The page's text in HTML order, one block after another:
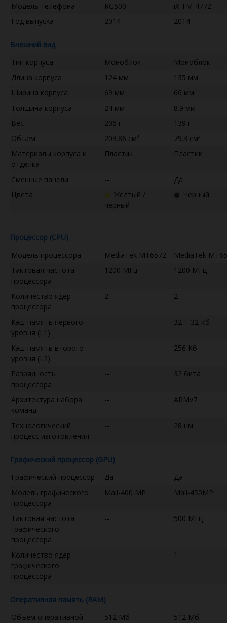
Модель телефона
RG500
iX TM-4772
Год выпуска
2014 2014
Внешний вид
Тип корпуса
Моноблок
Моноблок
Длина корпуса
124 мм
135 мм
Ширина корпуса
69 мм
66 мм
Толщина корпуса
24 мм
8.9 мм
Вес
206 г
139 г
Объем
203.86 см³
79.3 см³
Материалы корпуса и
отделка
Пластик Пластик
Сменные панели --
Да
Цвета
Желтый /
черный
Черный
Процессор (CPU)
Модель процессора
MediaTek MT6572
MediaTek
Тактовая частота
процессора
1200 МГц 1200 МГц
Количество ядер
процессора
2 2
Кэш-память первого
уровня (L1)
-- 32 + 32 Кб
Кэш-память второго
уровня (L2)
-- 256 Кб
Разрядность
процессора
-- 32 бита
Архитектура набора
команд
-- ARMv7
Технологический
процесс изготовления
-- 28 нм
Графический процессор (GPU)
Графический процессор
Да
Да
Модель графического
процессора
Mali-400 MP Mali-450MP
Тактовая частота
графического
процессора
-- 500 МГц
Количество ядер
графического
процессора
-- 1
Оперативная память (RAM)
Объём оперативной
512 Мб 512 Мб